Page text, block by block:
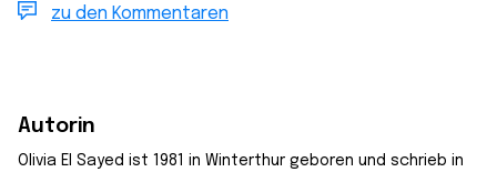
zu den Kommentaren
Autorin
Olivia El Sayed ist 1981 in Winterthur geboren und schrieb in